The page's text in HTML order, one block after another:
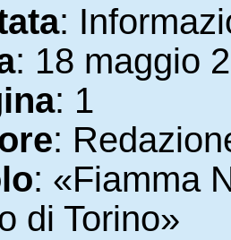
:
: 18 maggio
: 1
:
: «Fiamma
di Torino»